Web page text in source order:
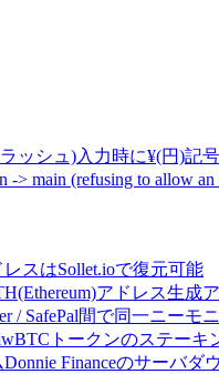
ッシュ)入力時に¥(円)記
-> main (refusing to allow
レスはSollet.ioで復元可能
アドレス生成
/ SafePal間で同一ニー
トークンのステーキ
Financeのサーバダ